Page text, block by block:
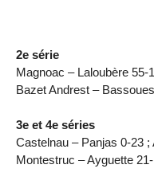
2e série
Magnoac – Laloubère 55-
Bazet Andrest –
3e et 4e séries
Castelnau – Panjas 0-23 ;
Montestruc – Ayguette